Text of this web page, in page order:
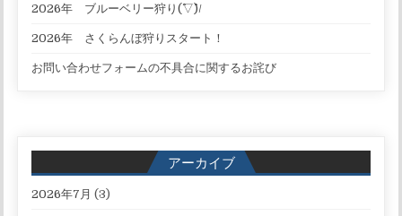
2026年 ブルーベリー狩り(^▽^)/
2026年 さくらんぼ狩りスタート！
お問い合わせフォームの不具合に関するお詫び
アーカイブ
2026年7月 (3)